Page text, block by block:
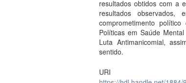
resultados obtidos com a
resultados observados,
comprometimento
Políticas em Saúde
Luta Antimanicomial,
sentido.
URI